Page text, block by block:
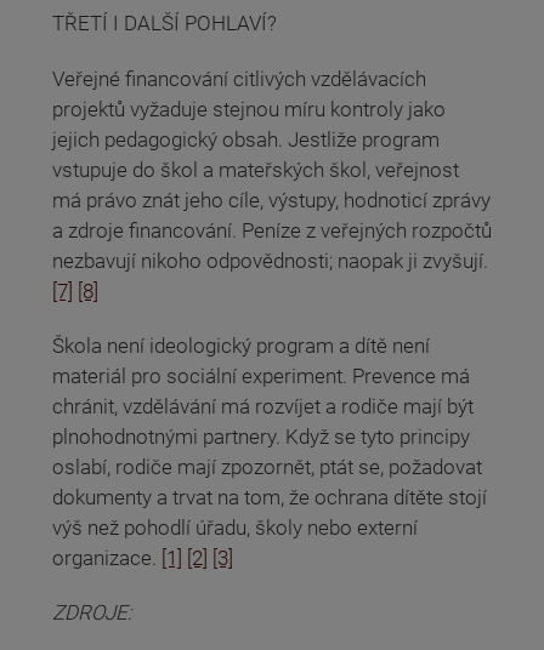
TŘETÍ I DALŠÍ POHLAVÍ?
Veřejné financování citlivých vzdělávacích
projektů vyžaduje stejnou míru kontroly jako
jejich pedagogický obsah. Jestliže program
vstupuje do škol a mateřských škol, veřejnost
má právo znát jeho cíle, výstupy, hodnoticí zprávy
a zdroje financování. Peníze z veřejných rozpočtů
nezbavují nikoho odpovědnosti; naopak ji zvyšují.
[7] [8]
Škola není ideologický program a dítě není
materiál pro sociální experiment. Prevence má
chránit, vzdělávání má rozvíjet a rodiče mají být
plnohodnotnými partnery. Když se tyto principy
oslabí, rodiče mají zpozornět, ptát se, požadovat
dokumenty a trvat na tom, že ochrana dítěte stojí
výš než pohodlí úřadu, školy nebo externí
organizace. [1] [2] [3]
ZDROJE: